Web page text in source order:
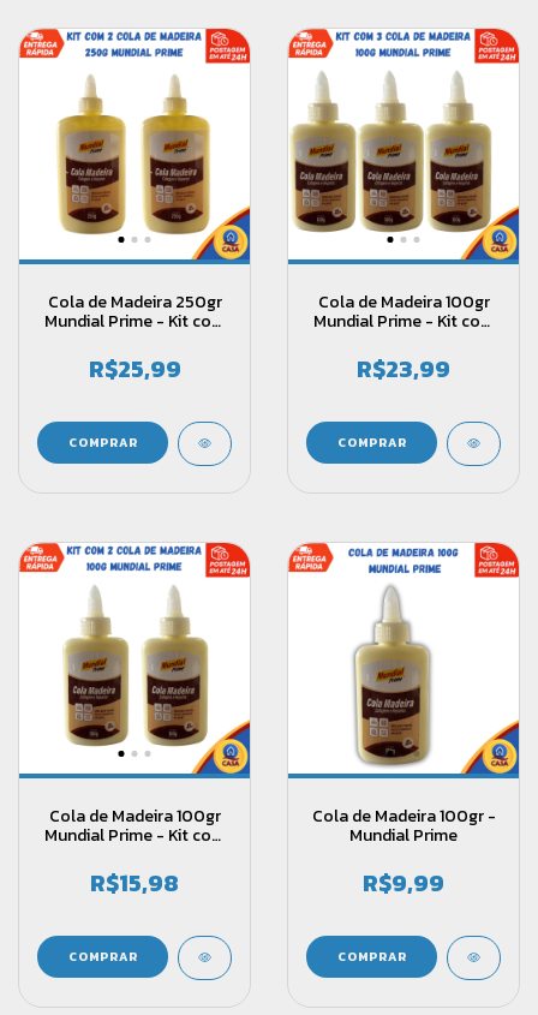
Cola de Madeira 250gr
Mundial Prime - Kit com
R$25,99
Cola de Madeira 100gr
Mundial Prime - Kit com
R$23,99
Cola de Madeira 100gr
Mundial Prime - Kit com
R$15,98
Cola de Madeira 100gr -
Mundial Prime
R$9,99